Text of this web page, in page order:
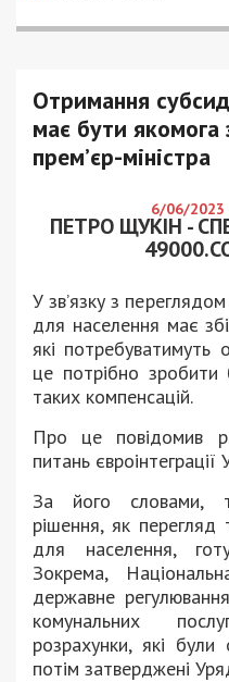
Отримання
має бути
прем’єр-міністра
6/06/2023
ПЕТРО ЩУКІН -
У зв’язку з
для населення має
які потребуватимуть
це потрібно зробити
таких компенсацій.
Про це повідомив
питань
За його словами,
рішення, як перегляд
для населення,
Зокрема,
державне
комунальних
розрахунки, які
потім затверджені